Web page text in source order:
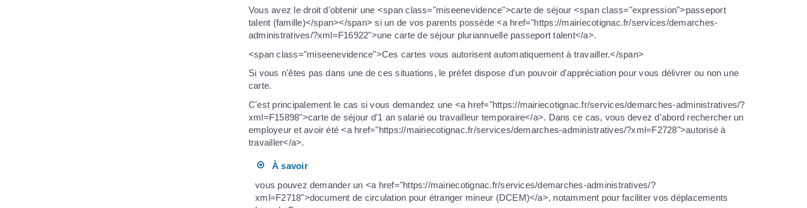
Vous avez le droit d'obtenir une <span class="miseenevidence">carte de séjour <span class="expression">passeport
talent (famille)</span></span> si un de vos parents possède <a href="https://mairiecotignac.fr/services/demarches-
administratives/?xml=F16922">une carte de séjour pluriannuelle passeport talent</a>.
<span class="miseenevidence">Ces cartes vous autorisent automatiquement à travailler.</span>
Si vous n'êtes pas dans une de ces situations, le préfet dispose d'un pouvoir d'appréciation pour vous délivrer ou non une
carte.
C'est principalement le cas si vous demandez une <a href="https://mairiecotignac.fr/services/demarches-administratives/?
xml=F15898">carte de séjour d'1 an salarié ou travailleur temporaire</a>. Dans ce cas, vous devez d'abord rechercher un
employeur et avoir été <a href="https://mairiecotignac.fr/services/demarches-administratives/?xml=F2728">autorisé à
travailler</a>.
À savoir
vous pouvez demander un <a href="https://mairiecotignac.fr/services/demarches-administratives/?
xml=F2718">document de circulation pour étranger mineur (DCEM)</a>, notamment pour faciliter vos déplacements